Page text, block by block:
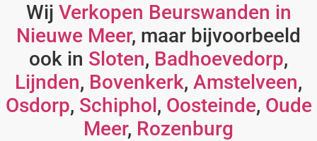
Wij Verkopen Beurswanden in
Nieuwe Meer, maar bijvoorbeeld
ook in Sloten, Badhoevedorp,
Lijnden, Bovenkerk, Amstelveen,
Osdorp, Schiphol, Oosteinde, Oude
Meer, Rozenburg